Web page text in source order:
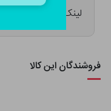
لینک کوتاه:
فروشندگان این کالا